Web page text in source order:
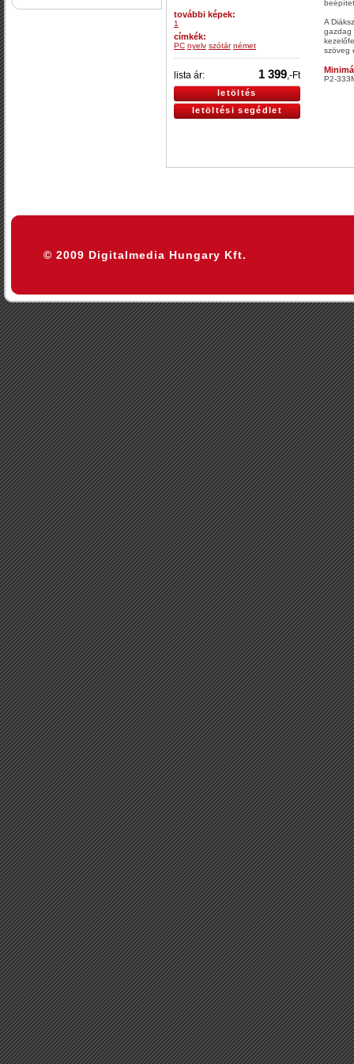
további képek:
1
címkék:
PC nyelv szótár német
lista ár: 1 399,-Ft
letöltés
letöltési segédlet
A
gazdag
szöveg
P2-
© 2009 Digitalmedia Hungary Kft.